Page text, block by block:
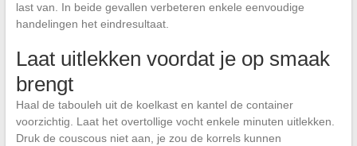
last van. In beide gevallen verbeteren enkele eenvoudige
handelingen het eindresultaat.
Laat uitlekken voordat je op smaak
brengt
Haal de tabouleh uit de koelkast en kantel de container
voorzichtig. Laat het overtollige vocht enkele minuten uitlekken.
Druk de couscous niet aan, je zou de korrels kunnen